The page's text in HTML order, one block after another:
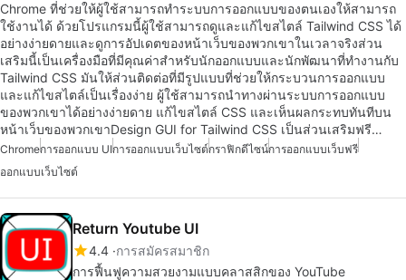
Chrome ที่ช่วยให้ผู้ใช้สามารถทำระบบการออกแบบของตนเองให้สามารถ
ใช้งานได้ ด้วยโปรแกรมนี้ผู้ใช้สามารถดูและแก้ไขสไตล์ Tailwind CSS ได้
อย่างง่ายดายและดูการอัปเดตของหน้าเว็บของพวกเขาในเวลาจริงส่วน
เสริมนี้เป็นเครื่องมือที่มีคุณค่าสำหรับนักออกแบบและนักพัฒนาที่ทำงานกับ
Tailwind CSS มันให้ส่วนติดต่อที่มีรูปแบบที่ช่วยให้กระบวนการออกแบบ
และแก้ไขสไตล์เป็นเรื่องง่าย ผู้ใช้สามารถนำทางผ่านระบบการออกแบบ
ของพวกเขาได้อย่างง่ายดาย แก้ไขสไตล์ CSS และเห็นผลกระทบทันทีบน
หน้าเว็บของพวกเขาDesign GUI for Tailwind CSS เป็นส่วนเสริมฟรี…
Chromeการออกแบบ UIการออกแบบเว็บไซต์กราฟิกดีไซน์การออกแบบเว็บฟรี
ออกแบบเว็บไซต์
Return Youtube UI
4.4 การสมัครสมาชิก
การฟื้นฟูความสวยงามแบบคลาสสิกของ YouTube